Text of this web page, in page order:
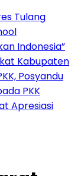
Tulang
Indonesia”
Kabupaten
Posyandu
PKK
Apresiasi